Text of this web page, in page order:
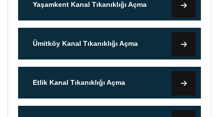
Yaşamkent Kanal Tıkanıklığı Açma
Ümitköy Kanal Tıkanıklığı Açma
Etlik Kanal Tıkanıklığı Açma